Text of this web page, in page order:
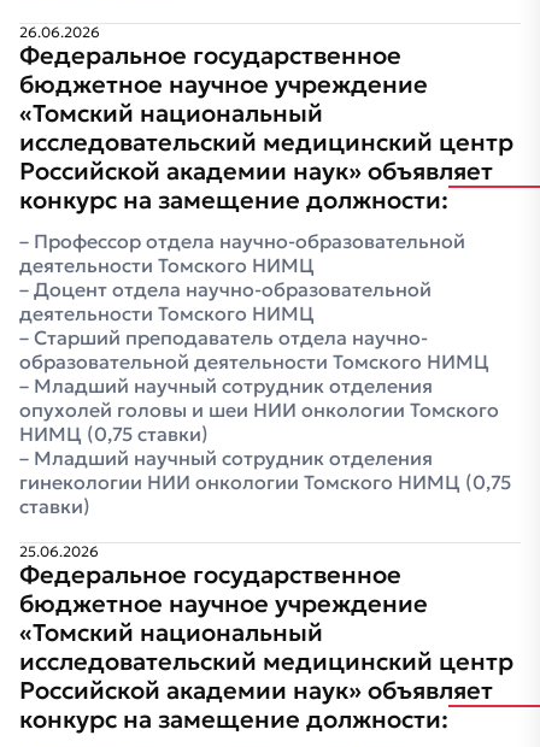
26.06.2026
Федеральное государственное
бюджетное научное учреждение
«Томский национальный
исследовательский медицинский центр
Российской академии наук» объявляет
конкурс на замещение должности:
Профессор отдела научно-образовательной
деятельности Томского НИМЦ
Доцент отдела научно-образовательной
деятельности Томского НИМЦ
Старший преподаватель отдела научно-
образовательной деятельности Томского НИМЦ
Младший научный сотрудник отделения
опухолей головы и шеи НИИ онкологии Томского
НИМЦ (0,75 ставки)
Младший научный сотрудник отделения
гинекологии НИИ онкологии Томского НИМЦ (0,75
ставки)
25.06.2026
Федеральное государственное
бюджетное научное учреждение
«Томский национальный
исследовательский медицинский центр
Российской академии наук» объявляет
конкурс на замещение должности: